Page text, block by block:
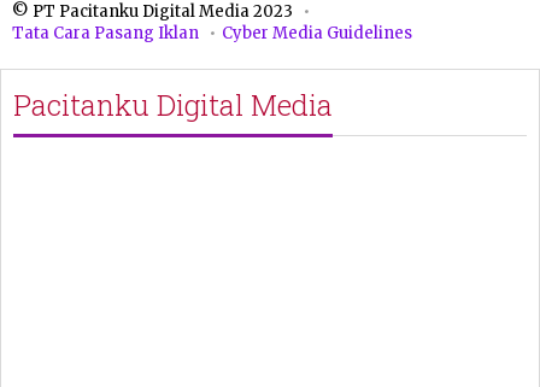
© PT Pacitanku Digital Media 2023
Tata Cara Pasang Iklan
Cyber Media Guidelines
Pacitanku Digital Media